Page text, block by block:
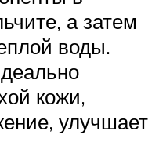
а затем
воды.
кожи,
улучшает